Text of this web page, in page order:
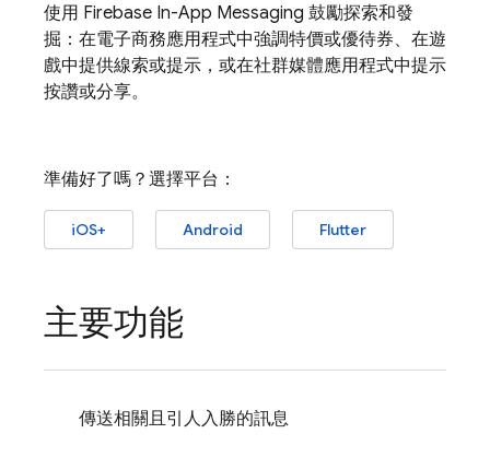
使用 Firebase In-App Messaging 鼓勵探索和發
掘：在電子商務應用程式中強調特價或優待券、在遊
戲中提供線索或提示，或在社群媒體應用程式中提示
按讚或分享。
準備好了嗎？選擇平台：
iOS+ Android Flutter
主要功能
傳送相關且引人入勝的訊息